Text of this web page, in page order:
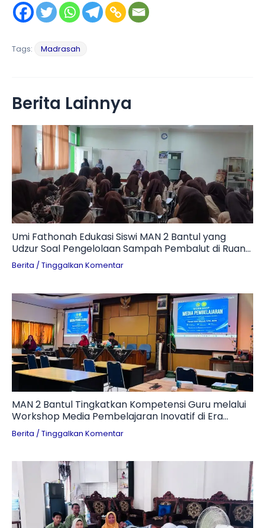
Tags: Madrasah
Berita Lainnya
Umi Fathonah Edukasi Siswi MAN 2 Bantul yang
Udzur Soal Pengelolaan Sampah Pembalut di Ruang
Otomotif
Berita / Tinggalkan Komentar
MAN 2 Bantul Tingkatkan Kompetensi Guru melalui
Workshop Media Pembelajaran Inovatif di Era
Digital
Berita / Tinggalkan Komentar